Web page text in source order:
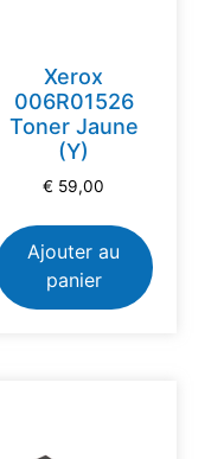
Xerox
006R01526
Toner Jaune
(Y)
€ 59,00
Ajouter au
panier